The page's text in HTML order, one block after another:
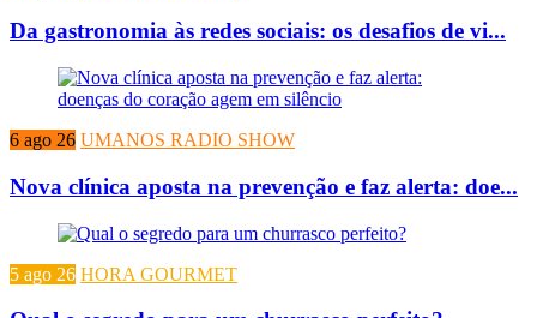
Da gastronomia às redes sociais: os desafios de vi...
6 ago 26 UMANOS RADIO SHOW
Nova clínica aposta na prevenção e faz alerta: doe...
5 ago 26 HORA GOURMET